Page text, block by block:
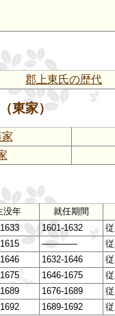
郡上東氏の歴代
東家）
没年 就任期間
1601-1632
――――
1632-1646
1646-1675
1676-1689
1689-1692